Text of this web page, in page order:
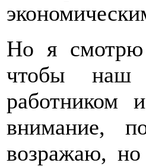
Но я смотрю
чтобы наш
работником
внимание,
возражаю, но